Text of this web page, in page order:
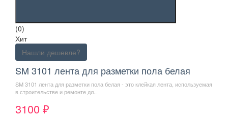
(0)
Хит
Нашли дешевле?
SM 3101 лента для разметки пола белая
SM 3101 лента для разметки пола белая - это клейкая лента, используемая
в строительстве и ремонте дл..
3100 ₽